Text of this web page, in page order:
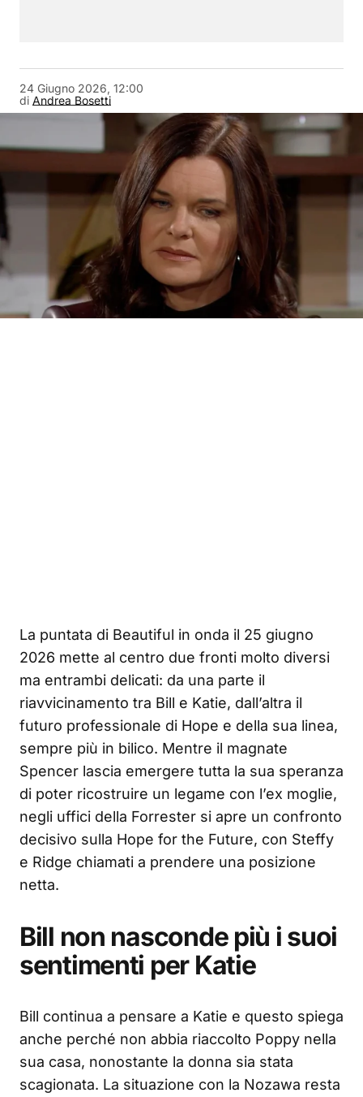
di Andrea Bosetti
24 Giugno 2026, 12:00
La puntata di Beautiful in onda il 25 giugno
2026 mette al centro due fronti molto diversi
ma entrambi delicati: da una parte il
riavvicinamento tra Bill e Katie, dall’altra il
futuro professionale di Hope e della sua linea,
sempre più in bilico. Mentre il magnate
Spencer lascia emergere tutta la sua speranza
di poter ricostruire un legame con l’ex moglie,
negli uffici della Forrester si apre un confronto
decisivo sulla Hope for the Future, con Steffy
e Ridge chiamati a prendere una posizione
netta.
Bill non nasconde più i suoi
sentimenti per Katie
Bill continua a pensare a Katie e questo spiega
anche perché non abbia riaccolto Poppy nella
sua casa, nonostante la donna sia stata
scagionata. La situazione con la Nozawa resta